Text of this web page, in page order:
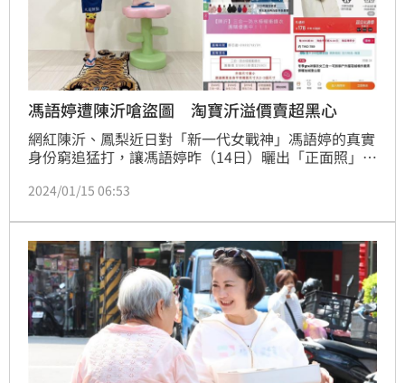
馮語婷遭陳沂嗆盜圖 淘寶沂溢價賣超黑心
網紅陳沂、鳳梨近日對「新一代女戰神」馮語婷的真實
身份窮追猛打，讓馮語婷昨（14日）曬出「正面照」，
片中的刺青都是盜圖，還表示「被抓包後緊急換圖裝沒
酸：「說到盜圖誰比得過陳三斤呢？」
2024/01/15 06:53